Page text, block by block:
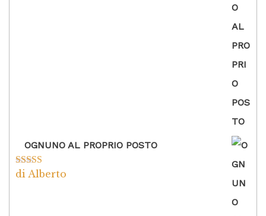
OGNUNO AL PROPRIO POSTO
Valutato5su
di Alberto